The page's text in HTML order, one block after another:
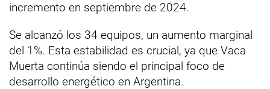
incremento en septiembre de 2024.
Se alcanzó los 34 equipos, un aumento marginal
del 1%. Esta estabilidad es crucial, ya que Vaca
Muerta continúa siendo el principal foco de
desarrollo energético en Argentina.